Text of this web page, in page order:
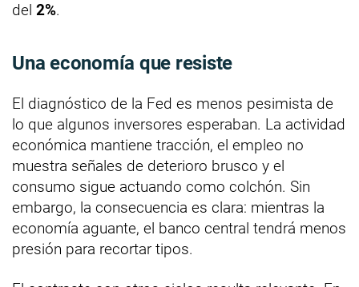
del 2%.
Una economía que resiste
El diagnóstico de la Fed es menos pesimista de
lo que algunos inversores esperaban. La actividad
económica mantiene tracción, el empleo no
muestra señales de deterioro brusco y el
consumo sigue actuando como colchón. Sin
embargo, la consecuencia es clara: mientras la
economía aguante, el banco central tendrá menos
presión para recortar tipos.